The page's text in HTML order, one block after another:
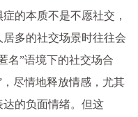
的本质不是不愿社交，
多的社交场景时往往会
名”语境下的社交场合
尽情地释放情感，尤其
的负面情绪。但这